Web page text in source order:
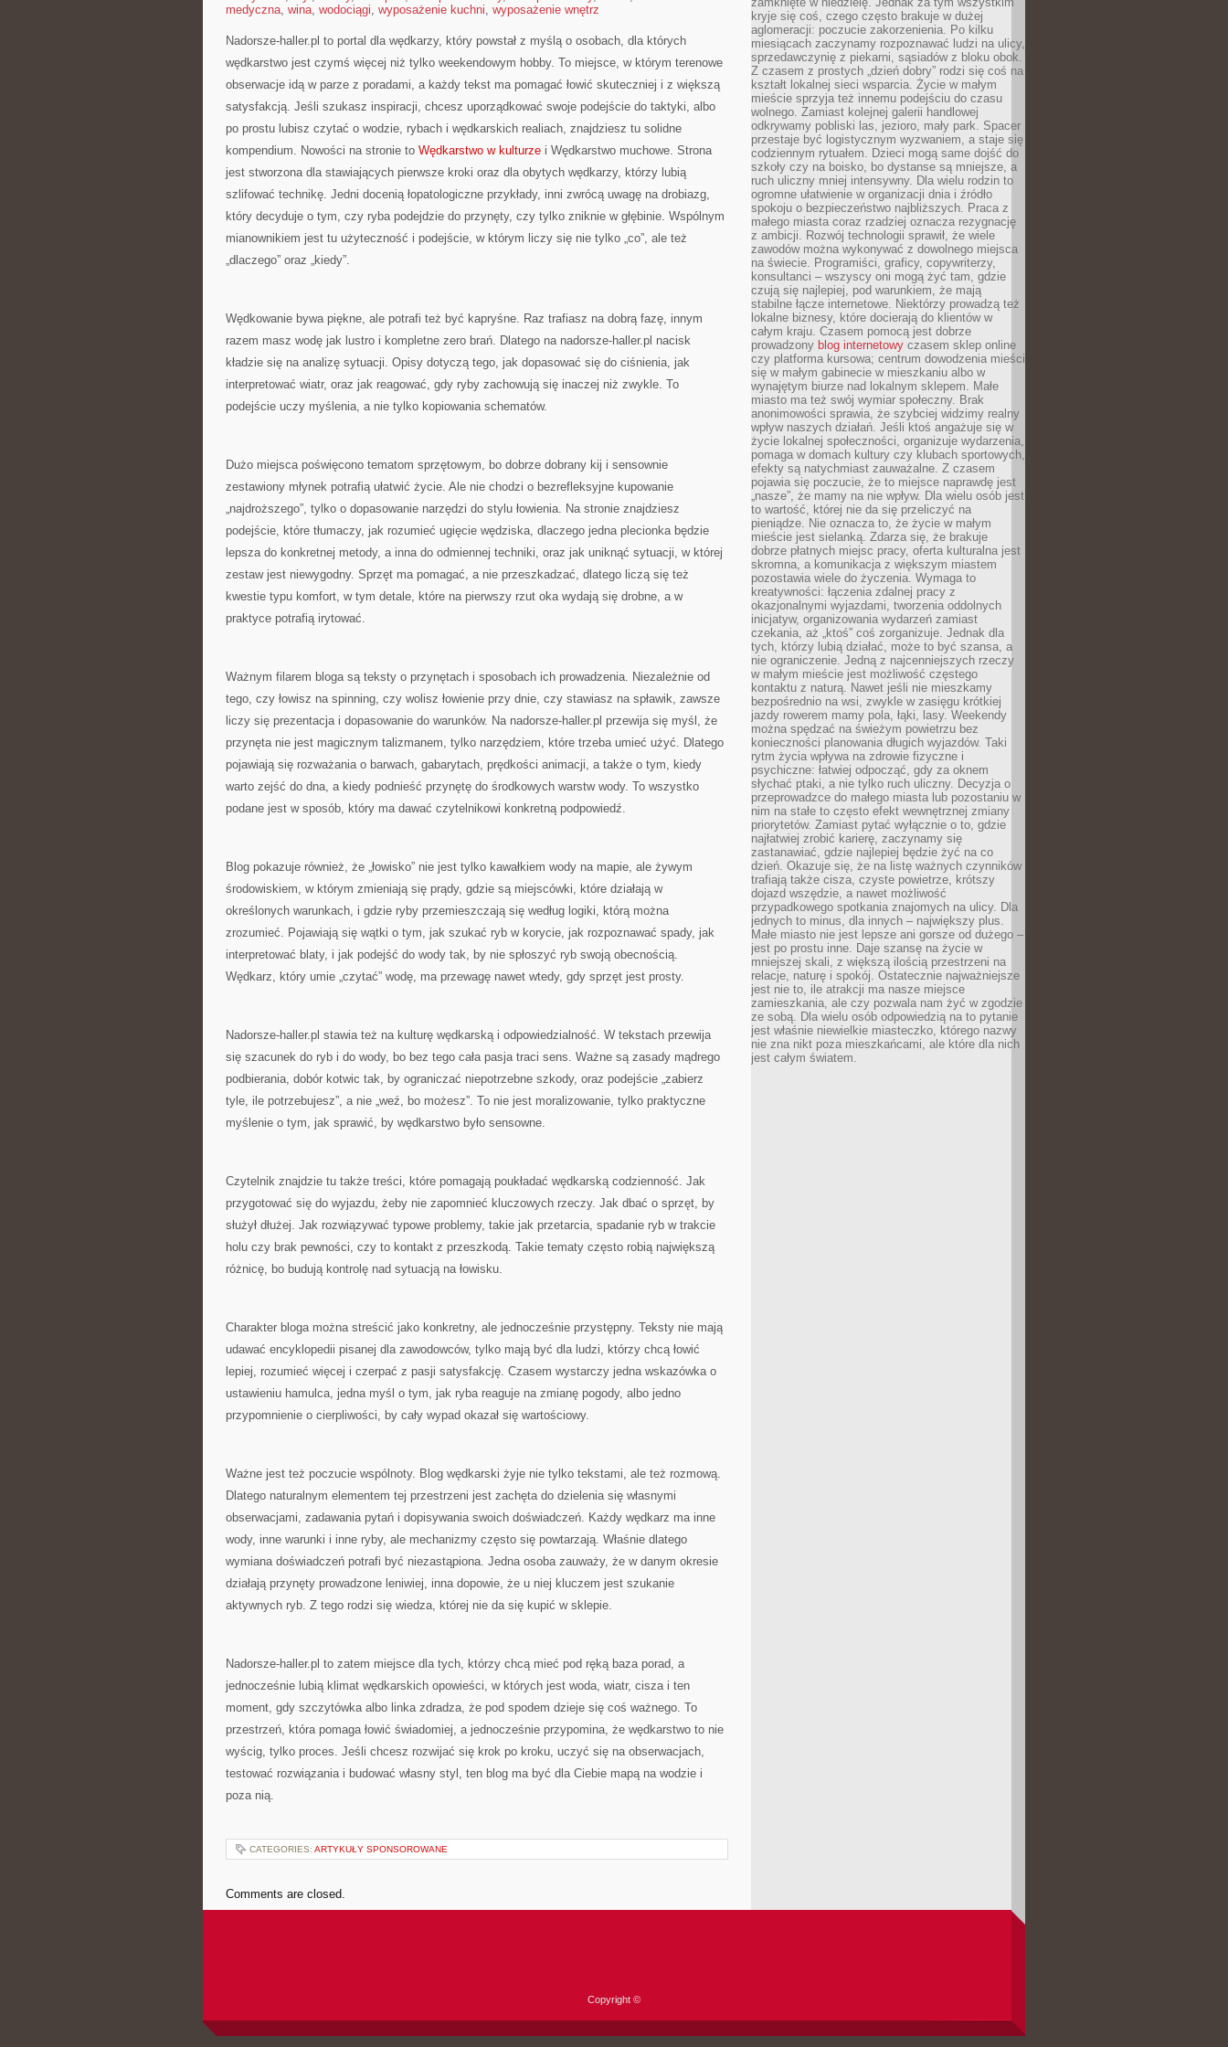
medyczna, wina, wodociągi, wyposażenie kuchni, wyposażenie wnętrz
Nadorsze-haller.pl to portal dla wędkarzy, który powstał z myślą o osobach, dla których
wędkarstwo jest czymś więcej niż tylko weekendowym hobby. To miejsce, w którym terenowe
obserwacje idą w parze z poradami, a każdy tekst ma pomagać łowić skuteczniej i z większą
satysfakcją. Jeśli szukasz inspiracji, chcesz uporządkować swoje podejście do taktyki, albo
po prostu lubisz czytać o wodzie, rybach i wędkarskich realiach, znajdziesz tu solidne
kompendium. Nowości na stronie to Wędkarstwo w kulturze i Wędkarstwo muchowe. Strona
jest stworzona dla stawiających pierwsze kroki oraz dla obytych wędkarzy, którzy lubią
szlifować technikę. Jedni docenią łopatologiczne przykłady, inni zwrócą uwagę na drobiazg,
który decyduje o tym, czy ryba podejdzie do przynęty, czy tylko zniknie w głębinie. Wspólnym
mianownikiem jest tu użyteczność i podejście, w którym liczy się nie tylko „co”, ale też
„dlaczego” oraz „kiedy”.
Wędkowanie bywa piękne, ale potrafi też być kapryśne. Raz trafiasz na dobrą fazę, innym
razem masz wodę jak lustro i kompletne zero brań. Dlatego na nadorsze-haller.pl nacisk
kładzie się na analizę sytuacji. Opisy dotyczą tego, jak dopasować się do ciśnienia, jak
interpretować wiatr, oraz jak reagować, gdy ryby zachowują się inaczej niż zwykle. To
podejście uczy myślenia, a nie tylko kopiowania schematów.
Dużo miejsca poświęcono tematom sprzętowym, bo dobrze dobrany kij i sensownie
zestawiony młynek potrafią ułatwić życie. Ale nie chodzi o bezrefleksyjne kupowanie
„najdroższego”, tylko o dopasowanie narzędzi do stylu łowienia. Na stronie znajdziesz
podejście, które tłumaczy, jak rozumieć ugięcie wędziska, dlaczego jedna plecionka będzie
lepsza do konkretnej metody, a inna do odmiennej techniki, oraz jak uniknąć sytuacji, w której
zestaw jest niewygodny. Sprzęt ma pomagać, a nie przeszkadzać, dlatego liczą się też
kwestie typu komfort, w tym detale, które na pierwszy rzut oka wydają się drobne, a w
praktyce potrafią irytować.
Ważnym filarem bloga są teksty o przynętach i sposobach ich prowadzenia. Niezależnie od
tego, czy łowisz na spinning, czy wolisz łowienie przy dnie, czy stawiasz na spławik, zawsze
liczy się prezentacja i dopasowanie do warunków. Na nadorsze-haller.pl przewija się myśl, że
przynęta nie jest magicznym talizmanem, tylko narzędziem, które trzeba umieć użyć. Dlatego
pojawiają się rozważania o barwach, gabarytach, prędkości animacji, a także o tym, kiedy
warto zejść do dna, a kiedy podnieść przynętę do środkowych warstw wody. To wszystko
podane jest w sposób, który ma dawać czytelnikowi konkretną podpowiedź.
Blog pokazuje również, że „łowisko” nie jest tylko kawałkiem wody na mapie, ale żywym
środowiskiem, w którym zmieniają się prądy, gdzie są miejscówki, które działają w
określonych warunkach, i gdzie ryby przemieszczają się według logiki, którą można
zrozumieć. Pojawiają się wątki o tym, jak szukać ryb w korycie, jak rozpoznawać spady, jak
interpretować blaty, i jak podejść do wody tak, by nie spłoszyć ryb swoją obecnością.
Wędkarz, który umie „czytać” wodę, ma przewagę nawet wtedy, gdy sprzęt jest prosty.
Nadorsze-haller.pl stawia też na kulturę wędkarską i odpowiedzialność. W tekstach przewija
się szacunek do ryb i do wody, bo bez tego cała pasja traci sens. Ważne są zasady mądrego
podbierania, dobór kotwic tak, by ograniczać niepotrzebne szkody, oraz podejście „zabierz
tyle, ile potrzebujesz”, a nie „weź, bo możesz”. To nie jest moralizowanie, tylko praktyczne
myślenie o tym, jak sprawić, by wędkarstwo było sensowne.
Czytelnik znajdzie tu także treści, które pomagają poukładać wędkarską codzienność. Jak
przygotować się do wyjazdu, żeby nie zapomnieć kluczowych rzeczy. Jak dbać o sprzęt, by
służył dłużej. Jak rozwiązywać typowe problemy, takie jak przetarcia, spadanie ryb w trakcie
holu czy brak pewności, czy to kontakt z przeszkodą. Takie tematy często robią największą
różnicę, bo budują kontrolę nad sytuacją na łowisku.
Charakter bloga można streścić jako konkretny, ale jednocześnie przystępny. Teksty nie mają
udawać encyklopedii pisanej dla zawodowców, tylko mają być dla ludzi, którzy chcą łowić
lepiej, rozumieć więcej i czerpać z pasji satysfakcję. Czasem wystarczy jedna wskazówka o
ustawieniu hamulca, jedna myśl o tym, jak ryba reaguje na zmianę pogody, albo jedno
przypomnienie o cierpliwości, by cały wypad okazał się wartościowy.
Ważne jest też poczucie wspólnoty. Blog wędkarski żyje nie tylko tekstami, ale też rozmową.
Dlatego naturalnym elementem tej przestrzeni jest zachęta do dzielenia się własnymi
obserwacjami, zadawania pytań i dopisywania swoich doświadczeń. Każdy wędkarz ma inne
wody, inne warunki i inne ryby, ale mechanizmy często się powtarzają. Właśnie dlatego
wymiana doświadczeń potrafi być niezastąpiona. Jedna osoba zauważy, że w danym okresie
działają przynęty prowadzone leniwiej, inna dopowie, że u niej kluczem jest szukanie
aktywnych ryb. Z tego rodzi się wiedza, której nie da się kupić w sklepie.
Nadorsze-haller.pl to zatem miejsce dla tych, którzy chcą mieć pod ręką baza porad, a
jednocześnie lubią klimat wędkarskich opowieści, w których jest woda, wiatr, cisza i ten
moment, gdy szczytówka albo linka zdradza, że pod spodem dzieje się coś ważnego. To
przestrzeń, która pomaga łowić świadomiej, a jednocześnie przypomina, że wędkarstwo to nie
wyścig, tylko proces. Jeśli chcesz rozwijać się krok po kroku, uczyć się na obserwacjach,
testować rozwiązania i budować własny styl, ten blog ma być dla Ciebie mapą na wodzie i
poza nią.
CATEGORIES: ARTYKUŁY SPONSOROWANE
Comments are closed.
kryje się coś, czego często brakuje w dużej
aglomeracji: poczucie zakorzenienia. Po kilku
miesiącach zaczynamy rozpoznawać ludzi na ulicy,
sprzedawczynię z piekarni, sąsiadów z bloku obok.
Z czasem z prostych „dzień dobry” rodzi się coś na
kształt lokalnej sieci wsparcia. Życie w małym
mieście sprzyja też innemu podejściu do czasu
wolnego. Zamiast kolejnej galerii handlowej
odkrywamy pobliski las, jezioro, mały park. Spacer
przestaje być logistycznym wyzwaniem, a staje się
codziennym rytuałem. Dzieci mogą same dojść do
szkoły czy na boisko, bo dystanse są mniejsze, a
ruch uliczny mniej intensywny. Dla wielu rodzin to
ogromne ułatwienie w organizacji dnia i źródło
spokoju o bezpieczeństwo najbliższych. Praca z
małego miasta coraz rzadziej oznacza rezygnację
z ambicji. Rozwój technologii sprawił, że wiele
zawodów można wykonywać z dowolnego miejsca
na świecie. Programiści, graficy, copywriterzy,
konsultanci – wszyscy oni mogą żyć tam, gdzie
czują się najlepiej, pod warunkiem, że mają
stabilne łącze internetowe. Niektórzy prowadzą też
lokalne biznesy, które docierają do klientów w
całym kraju. Czasem pomocą jest dobrze
prowadzony blog internetowy czasem sklep online
czy platforma kursowa; centrum dowodzenia mieści
się w małym gabinecie w mieszkaniu albo w
wynajętym biurze nad lokalnym sklepem. Małe
miasto ma też swój wymiar społeczny. Brak
anonimowości sprawia, że szybciej widzimy realny
wpływ naszych działań. Jeśli ktoś angażuje się w
życie lokalnej społeczności, organizuje wydarzenia,
pomaga w domach kultury czy klubach sportowych,
efekty są natychmiast zauważalne. Z czasem
pojawia się poczucie, że to miejsce naprawdę jest
„nasze”, że mamy na nie wpływ. Dla wielu osób jest
to wartość, której nie da się przeliczyć na
pieniądze. Nie oznacza to, że życie w małym
mieście jest sielanką. Zdarza się, że brakuje
dobrze płatnych miejsc pracy, oferta kulturalna jest
skromna, a komunikacja z większym miastem
pozostawia wiele do życzenia. Wymaga to
kreatywności: łączenia zdalnej pracy z
okazjonalnymi wyjazdami, tworzenia oddolnych
inicjatyw, organizowania wydarzeń zamiast
czekania, aż „ktoś” coś zorganizuje. Jednak dla
tych, którzy lubią działać, może to być szansa, a
nie ograniczenie. Jedną z najcenniejszych rzeczy
w małym mieście jest możliwość częstego
kontaktu z naturą. Nawet jeśli nie mieszkamy
bezpośrednio na wsi, zwykle w zasięgu krótkiej
jazdy rowerem mamy pola, łąki, lasy. Weekendy
można spędzać na świeżym powietrzu bez
konieczności planowania długich wyjazdów. Taki
rytm życia wpływa na zdrowie fizyczne i
psychiczne: łatwiej odpocząć, gdy za oknem
słychać ptaki, a nie tylko ruch uliczny. Decyzja o
przeprowadzce do małego miasta lub pozostaniu w
nim na stałe to często efekt wewnętrznej zmiany
priorytetów. Zamiast pytać wyłącznie o to, gdzie
najłatwiej zrobić karierę, zaczynamy się
zastanawiać, gdzie najlepiej będzie żyć na co
dzień. Okazuje się, że na listę ważnych czynników
trafiają także cisza, czyste powietrze, krótszy
dojazd wszędzie, a nawet możliwość
przypadkowego spotkania znajomych na ulicy. Dla
jednych to minus, dla innych – największy plus.
Małe miasto nie jest lepsze ani gorsze od dużego –
jest po prostu inne. Daje szansę na życie w
mniejszej skali, z większą ilością przestrzeni na
relacje, naturę i spokój. Ostatecznie najważniejsze
jest nie to, ile atrakcji ma nasze miejsce
zamieszkania, ale czy pozwala nam żyć w zgodzie
ze sobą. Dla wielu osób odpowiedzią na to pytanie
jest właśnie niewielkie miasteczko, którego nazwy
nie zna nikt poza mieszkańcami, ale które dla nich
jest całym światem.
Copyright ©